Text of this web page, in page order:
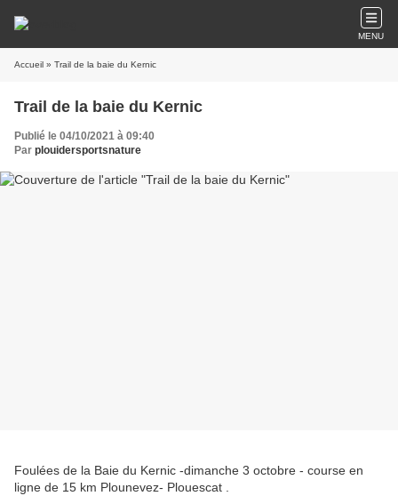
MENU
Accueil » Trail de la baie du Kernic
Trail de la baie du Kernic
Publié le 04/10/2021 à 09:40
Par plouidersportsnature
Foulées de la Baie du Kernic -dimanche 3 octobre - course en
ligne de 15 km Plounevez- Plouescat .